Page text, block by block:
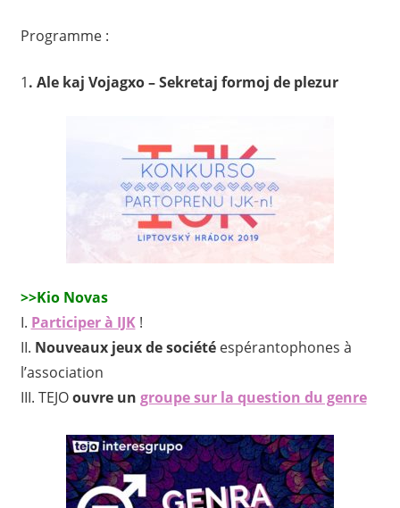
Programme :
1. Ale kaj Vojagxo – Sekretaj formoj de plezur
>>Kio Novas
I. Participer à IJK!
II. Nouveaux jeux de sociétéespérantophones à
l’association
III. TEJOouvre un groupe sur la question du genre